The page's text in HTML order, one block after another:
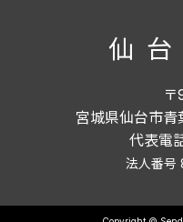
仙
宮城県仙台市
代表電
法人番